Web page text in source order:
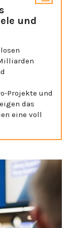
und
Projekte und
das
eine voll